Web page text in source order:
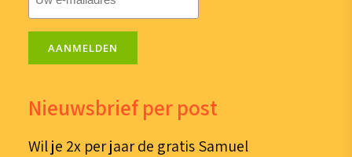
mailadres
AANMELDEN
Nieuwsbrief per post
Wil je 2x per jaar de gratis Samuel